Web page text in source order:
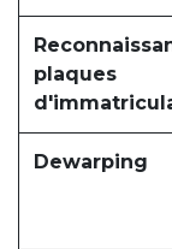
plaques
Dewarping